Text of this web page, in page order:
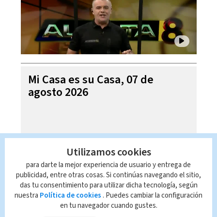
Mi Casa es su Casa, 07 de
agosto 2026
Utilizamos cookies
para darte la mejor experiencia de usuario y entrega de
publicidad, entre otras cosas. Si continúas navegando el sitio,
das tu consentimiento para utilizar dicha tecnología, según
nuestra Política de cookies . Puedes cambiar la configuración
en tu navegador cuando gustes.